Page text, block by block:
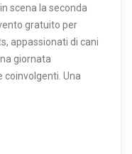
scena la seconda
gratuito per
appassionati di cani
giornata
Una